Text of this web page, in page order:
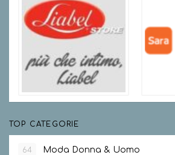
TOP CATEGORIE
64 Moda Donna & Uomo